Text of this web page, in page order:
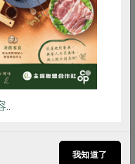
買
我知道了